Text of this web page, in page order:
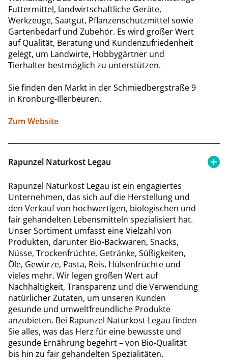
Futtermittel, landwirtschaftliche Geräte,
Werkzeuge, Saatgut, Pflanzenschutzmittel sowie
Gartenbedarf und Zubehör. Es wird großer Wert
auf Qualität, Beratung und Kundenzufriedenheit
gelegt, um Landwirte, Hobbygärtner und
Tierhalter bestmöglich zu unterstützen.
Sie finden den Markt in der Schmiedbergstraße 9
in Kronburg-Illerbeuren.
Zum Website
Rapunzel Naturkost Legau
Rapunzel Naturkost Legau ist ein engagiertes
Unternehmen, das sich auf die Herstellung und
den Verkauf von hochwertigen, biologischen und
fair gehandelten Lebensmitteln spezialisiert hat.
Unser Sortiment umfasst eine Vielzahl von
Produkten, darunter Bio-Backwaren, Snacks,
Nüsse, Trockenfrüchte, Getränke, Süßigkeiten,
Öle, Gewürze, Pasta, Reis, Hülsenfrüchte und
vieles mehr. Wir legen großen Wert auf
Nachhaltigkeit, Transparenz und die Verwendung
natürlicher Zutaten, um unseren Kunden
gesunde und umweltfreundliche Produkte
anzubieten. Bei Rapunzel Naturkost Legau finden
Sie alles, was das Herz für eine bewusste und
gesunde Ernährung begehrt – von Bio-Qualität
bis hin zu fair gehandelten Spezialitäten.